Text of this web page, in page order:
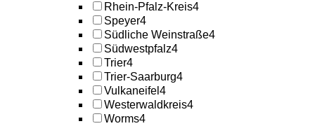
Rhein-Pfalz-Kreis4
Speyer4
Südliche Weinstraße4
Südwestpfalz4
Trier4
Trier-Saarburg4
Vulkaneifel 4
Westerwaldkreis4
Worms4